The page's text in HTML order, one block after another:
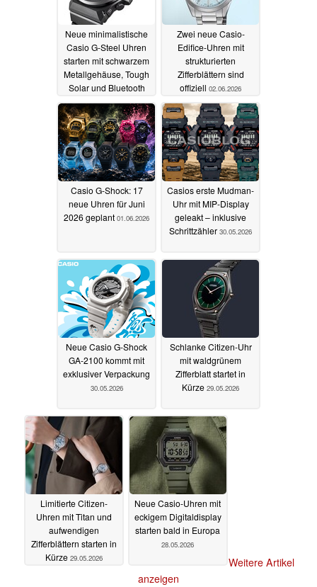
Neue minimalistische
Casio G-Steel Uhren
starten mit schwarzem
Metallgehäuse, Tough
Solar und Bluetooth
02.06.2026
Zwei neue Casio-
Edifice-Uhren mit
strukturierten
Zifferblättern sind
offiziell 02.06.2026
Casio G-Shock: 17
neue Uhren für Juni
2026 geplant 01.06.2026
Casios erste Mudman-
Uhr mit MIP-Display
geleakt – inklusive
Schrittzähler 30.05.2026
Neue Casio G-Shock
GA-2100 kommt mit
exklusiver Verpackung
30.05.2026
Schlanke Citizen-Uhr
mit waldgrünem
Zifferblatt startet in
Kürze 29.05.2026
Limitierte Citizen-
Uhren mit Titan und
aufwendigen
Zifferblättern starten in
Kürze 29.05.2026
Neue Casio-Uhren mit
eckigem Digitaldisplay
starten bald in Europa
28.05.2026
Weitere Artikel
anzeigen